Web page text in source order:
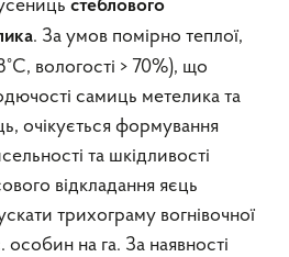
стеблового
. За умов помірно теплої,
вологості > 70%), що
самиць метелика та
очікується формування
та шкідливості
відкладання яєць
трихограму вогнівочної
на га. За наявності